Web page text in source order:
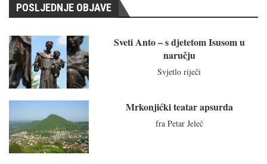
POSLJEDNJE OBJAVE
Sveti Anto – s djetetom Isusom u
naručju
Svjetlo riječi
Mrkonjićki teatar apsurda
fra Petar Jeleč